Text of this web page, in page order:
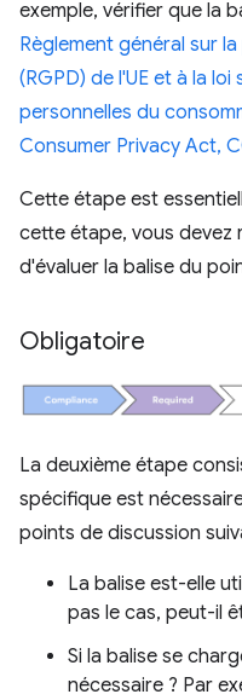
exemple, vérifier que la
Règlement général sur
(RGPD) de l'UE et à la
personnelles du
Consumer Privacy Act,
Cette étape est
cette étape, vous devez
d'évaluer la balise du
Obligatoire
La deuxième étape
spécifique est
points de discussion
La balise est-elle
pas le cas, peut-il
Si la balise se
nécessaire ? Par